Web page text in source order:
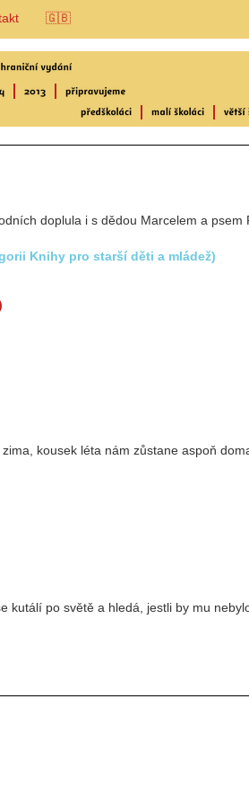
🇬🇧
doplula i s dědou Marcelem a psem
Knihy pro starší děti a mládež)
kousek léta nám zůstane aspoň
kutálí po světě a hledá, jestli by mu